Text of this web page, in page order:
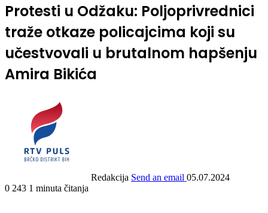
Protesti u Odžaku: Poljoprivrednici
traže otkaze policajcima koji su
učestvovali u brutalnom hapšenju
Amira Bikića
Redakcija Send an email 05.07.2024
0 243 1 minuta čitanja